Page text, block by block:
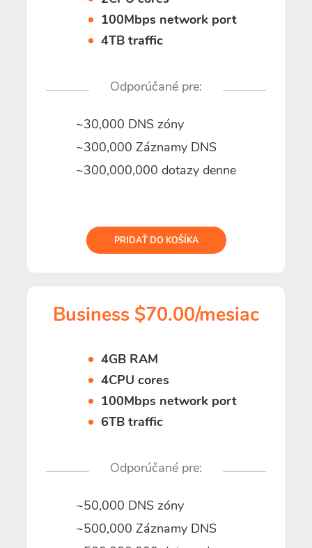
100Mbps network port
4TB traffic
Odporúčané pre:
~30,000 DNS zóny
~300,000 Záznamy DNS
~300,000,000 dotazy denne
PRIDAŤ DO KOŠÍKA
Business $70.00/mesiac
4GB RAM
4CPU cores
100Mbps network port
6TB traffic
Odporúčané pre:
~50,000 DNS zóny
~500,000 Záznamy DNS